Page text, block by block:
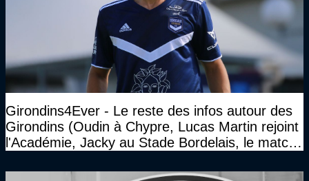
Girondins4Ever - Le reste des infos autour des
Girondins (Oudin à Chypre, Lucas Martin rejoint
l'Académie, Jacky au Stade Bordelais, le match